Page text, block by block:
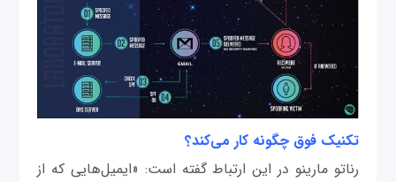
تکنیک فوق چگونه کار می‌کند؟
رناتو مارینو در این ارتباط گفته است: «ایمیل‌هایی که از